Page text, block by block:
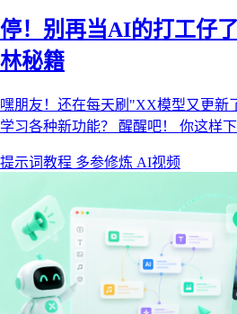
停！别再当AI的打工仔
林秘籍
嘿朋友！还在每天刷"XX模型又更新
学习各种新功能？ 醒醒吧！ 你这样
型能力与视频创作工作流。
提示词教程 多参修炼 AI视频